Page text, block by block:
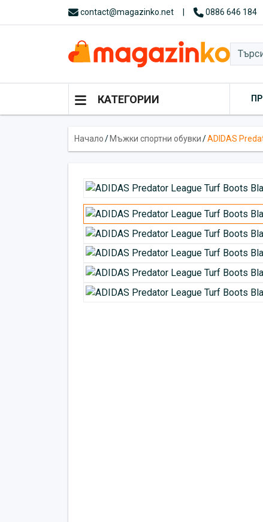
contact@magazinko.net 0886 646 184
КАТЕГОРИИ
Начало/ Мъжки спортни обувки/ADIDAS